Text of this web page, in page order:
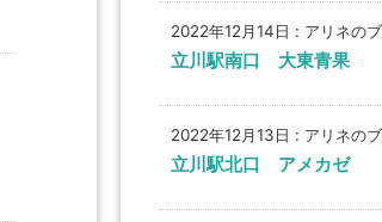
2022年12月14日 : アリネの
立川駅南口 大東青果
2022年12月13日 : アリネの
立川駅北口 アメカゼ